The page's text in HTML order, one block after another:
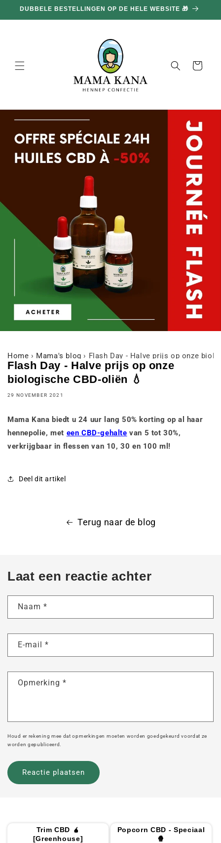
doorgaan
naar
DUBBELE BESTELLINGEN OP DE HELE WEBSITE 🎁
Mand
Home › Mama's blog › Flash Day - Halve prijs op onze
Flash Day - Halve prijs op onze
biologische CBD-oliën 💧
29 NOVEMBER 2021
Mama Kana biedt u 24 uur lang 50% korting op al haar
hennepolie, met een CBD-gehalte van 5 tot 30%,
verkrijgbaar in flessen van 10, 30 en 100 ml!
Deel dit artikel
Terug naar de blog
Laat een reactie achter
Naam *
E-mail *
Opmerking *
Houd er rekening mee dat opmerkingen moeten worden goedgekeurd voordat ze
worden gepubliceerd.
Trim CBD 🧉
[Greenhouse]
Popcorn CBD - Speciaal
🍿